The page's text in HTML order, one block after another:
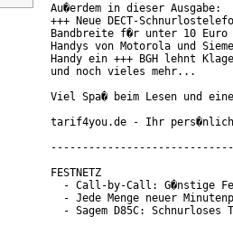
Au�erdem in dieser Ausgabe:
+++ Neue DECT-
Bandbreite f�r unter 10 Euro
Handys von Motorola und
Handy ein +++ BGH lehnt
und noch vieles mehr...
Viel Spa� beim Lesen und eine
tarif4you.de - Ihr
FESTNETZ
- Call-by-Call: G�nstige
- Jede Menge neuer
- Sagem D85C: Schnurloses